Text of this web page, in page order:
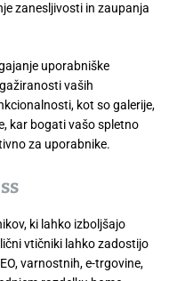
zanesljivosti in zaupanja
uporabniške
vaših
kot so galerije,
kar bogati vašo spletno
za uporabnike.
ki lahko izboljšajo
vtičniki lahko zadostijo
varnostnih, e-trgovine,